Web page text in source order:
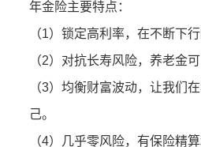
年金险主要特点：
（1）锁定高利率，在不断下
（2）对抗长寿风险，养老金
（3）均衡财富波动，让我们
己。
（4）几乎零风险，有保险精